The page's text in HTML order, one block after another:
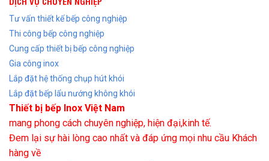
Tư vấn thiết kế bếp công nghiệp
Thi công bếp công nghiệp
Cung cấp thiết bị bếp công nghiệp
Gia công inox
Lắp đặt hệ thống chụp hút khói
Lắp đặt bếp lẩu nướng không khói
Thiết bị bếp Inox Việt Nam
mang phong cách chuyên nghiệp, hiện đại,kinh tế.
Đem lại sự hài lòng cao nhất và đáp ứng mọi nhu cầu Khách
hàng về